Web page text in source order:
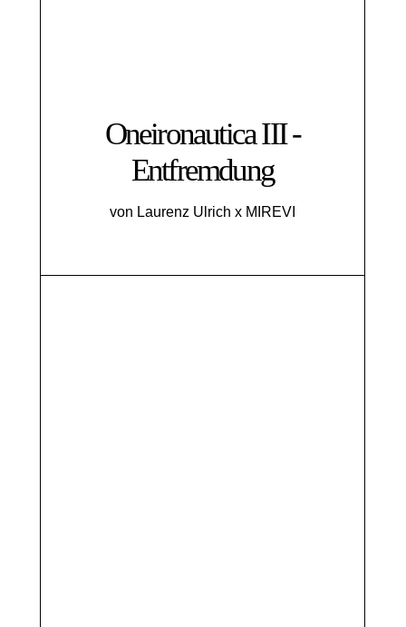
Oneironautica III -
Entfremdung
von Laurenz Ulrich x MIREVI